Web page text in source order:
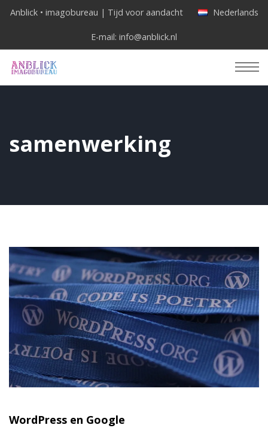
Anblick • imagobureau | Tijd voor aandacht Nederlands
E-mail: info@anblick.nl
samenwerking
WordPress en Google